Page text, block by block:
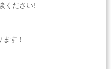
ください!
す！